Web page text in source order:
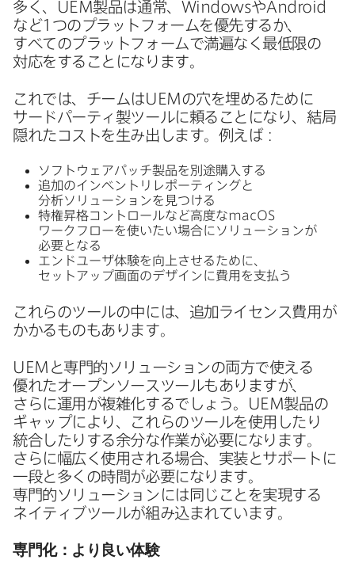
多く、 UEM製品は​通常、 WindowsやAndroid
など1 つの​プラットフォームを​優先するか、​
すべての​プラットフォームで​満遍なく​最低限の​
対応を​する​ことになります。
これでは、​チームはUEMの​穴を​埋める​ために​
サードパーティ製ツールに​頼る​ことに​なり、​結局​
隠れた​コストを​生み出します。​例えば​：
ソフトウェアパッチ製品を​別途購入する
追加の​インベントリレポーティングと​
分析ソリューションを​見つける
特権昇格コントロールなど​高度なmacOS
ワークフローを​使いたい​場合に​ソリューションが​
必要と​なる
エンドユーザ体験を​向上させる​ために、​
セットアップ画面の​デザインに​費用を​支払う
これらの​ツールの​中には、​追加ライセンス費用が​
かかる​ものも​あります。
UEM と​専門的ソリューションの​両方で​使える​
優れた​オープンソースツールも​ありますが、​
さらに​運用が​複雑化するでしょう。
UEM製品の​
ギャップに​より、​これらの​ツールを​使用したり​
統合したりする​余分な​作業が​必要に​なります。​
さらに​幅広く​使用される​場合、​実装と​サポートに​
一段と​多くの​時間が​必要に​なります。​
専門的ソリューションには​同じ​ことを​実現する​
ネイティブツールが​組み込まれています。
専門化：より​良い​体験